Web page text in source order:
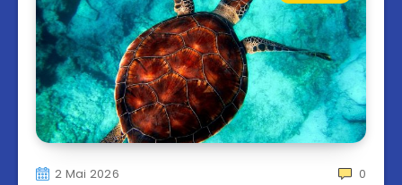
2 Mai 2026 0